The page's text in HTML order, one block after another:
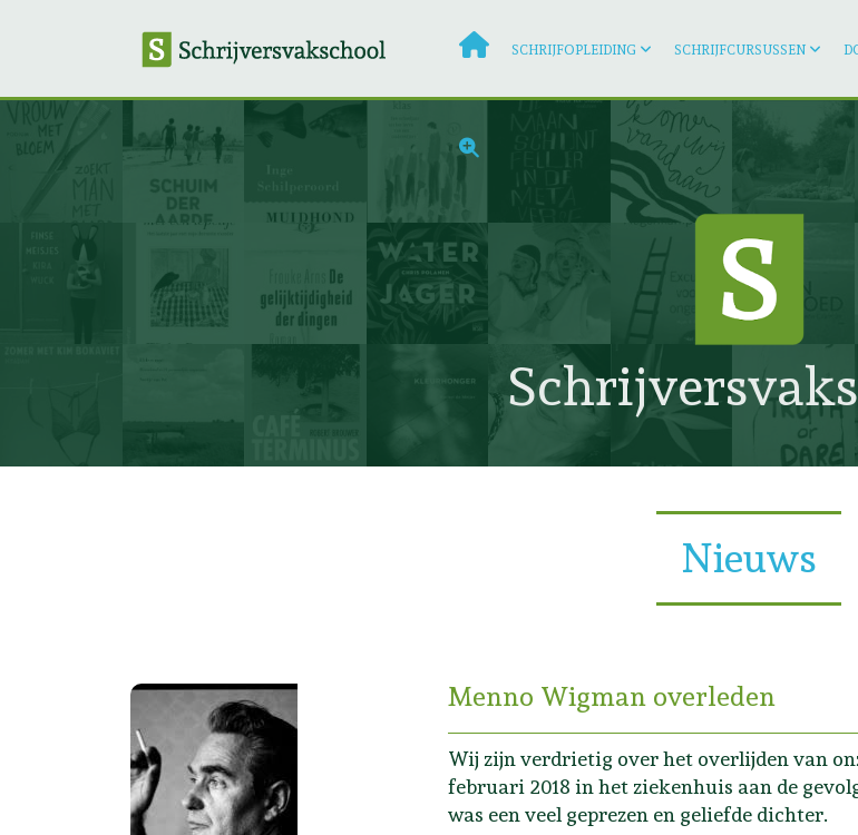
SCHRIJFOPLEIDING SCHRIJFCURSUSSEN
Nieuws
Menno Wigman overleden
Wij zijn verdrietig over het overlijden van
februari 2018 in het ziekenhuis aan de
was een veel geprezen en geliefde dichter.